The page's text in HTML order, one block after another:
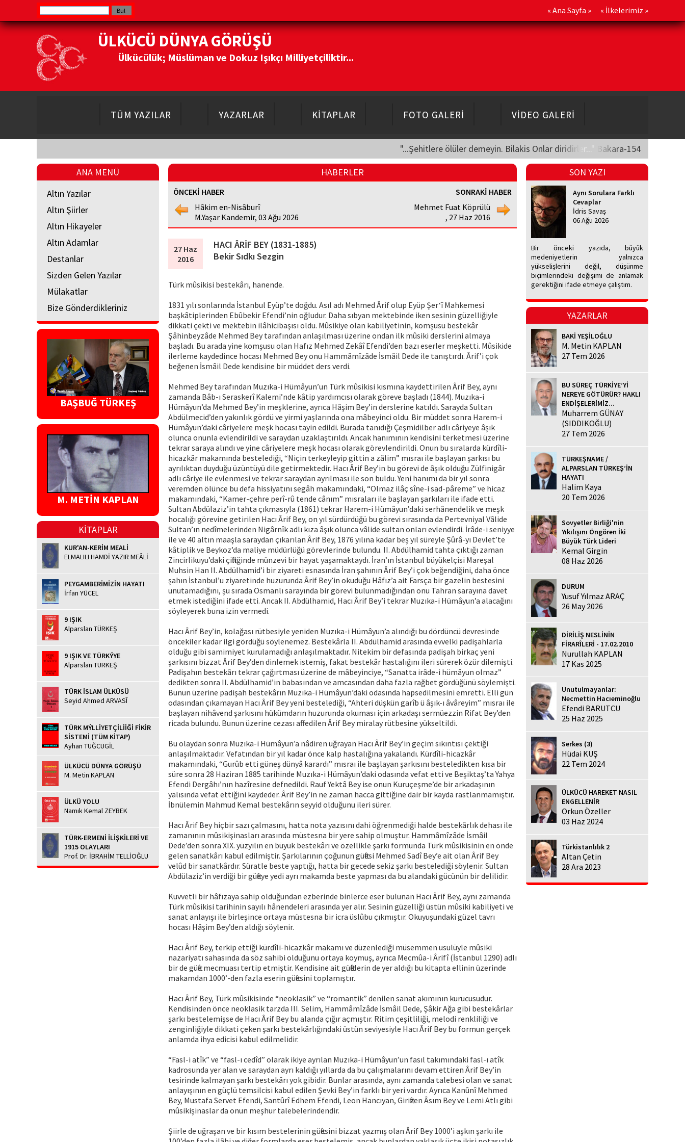
« Ana Sayfa » « İlkelerimiz »
ÜLKÜCÜ DÜNYA GÖRÜŞÜ
Ülkücülük; Müslüman ve Dokuz Işıkçı Milliyetçiliktir...
TÜM YAZILAR YAZARLAR KİTAPLAR FOTO GALERİ VİDEO GALERİ
"...Şehitlere ölüler demeyin. Bilakis Onlar diridirler..." Bakara-154
ANA MENÜ
Altın Yazılar
Altın Şiirler
Altın Hikayeler
Altın Adamlar
Destanlar
Sizden Gelen Yazılar
Mülakatlar
Bize Gönderdikleriniz
BAŞBUĞ TÜRKEŞ
M. METİN KAPLAN
KİTAPLAR
KUR'AN-KERİM MEALİ
ELMALILI HAMDİ YAZIR MEÂLİ
PEYGAMBERİMİZİN HAYATI
İrfan YÜCEL
9 IŞIK
Alparslan TÜRKEŞ
9 IŞIK VE TÜRKÝYE
Alparslan TÜRKEŞ
TÜRK İSLAM ÜLKÜSÜ
Seyid Ahmed ARVASÎ
TÜRK MÝLLİYETÇİLİİĞİ FİKİR
SİSTEMİ (TÜM KİTAP)
Ayhan TUĞCUGİL
ÜLKÜCÜ DÜNYA GÖRÜŞÜ
M. Metin KAPLAN
ÜLKÜ YOLU
Namık Kemal ZEYBEK
TÜRK-ERMENİ İLİŞKİLERİ VE
1915 OLAYLARI
Prof. Dr. İBRAHİM TELLİOĞLU
HABERLER
ÖNCEKİ HABER
Hâkim en-Nisâburî
M.Yaşar Kandemir, 03 Ağu 2026
SONRAKİ HABER
Mehmet Fuat Köprülü
, 27 Haz 2016
27 Haz
2016
HACI ÂRİF BEY (1831-1885)
Bekir Sıdkı Sezgin
Türk mûsikisi bestekârı, hanende.
1831 yılı sonlarında İstanbul Eyüp’te doğdu. Asıl adı Mehmed Ârif olup Eyüp Şer‘î Mahkemesi
başkâtiplerinden Ebûbekir Efendi’nin oğludur. Daha sıbyan mektebinde iken sesinin güzelliğiyle
dikkati çekti ve mektebin ilâhicibaşısı oldu. Mûsikiye olan kabiliyetinin, komşusu bestekâr
Şâhinbeyzâde Mehmed Bey tarafından anlaşılması üzerine ondan ilk mûsiki derslerini almaya
başladı. Bu arada yine komşusu olan Hafız Mehmed Zekâî Efendi’den bazı eserler meşketti. Mûsikide
ilerleme kaydedince hocası Mehmed Bey onu Hammâmîzâde İsmâil Dede ile tanıştırdı. Ârif’i çok
beğenen İsmâil Dede kendisine bir müddet ders verdi.
Mehmed Bey tarafından Muzıka-i Hümâyun’un Türk mûsikisi kısmına kaydettirilen Ârif Bey, aynı
zamanda Bâb-ı Seraskerî Kalemi’nde kâtip yardımcısı olarak göreve başladı (1844). Muzıka-i
Hümâyun’da Mehmed Bey’in meşklerine, ayrıca Hâşim Bey’in derslerine katıldı. Sarayda Sultan
Abdülmecid’den yakınlık gördü ve yirmi yaşlarında ona mâbeyinci oldu. Bir müddet sonra Harem-i
Hümâyun’daki câriyelere meşk hocası tayin edildi. Burada tanıdığı Çeşmidilber adlı câriyeye âşık
olunca onunla evlendirildi ve saraydan uzaklaştırıldı. Ancak hanımının kendisini terketmesi üzerine
tekrar saraya alındı ve yine câriyelere meşk hocası olarak görevlendirildi. Onun bu sıralarda kürdîli-
hicazkâr makamında bestelediği, “Niçin terkeyleyip gittin a zâlim” mısraı ile başlayan şarkısı bu
ayrılıktan duyduğu üzüntüyü dile getirmektedir. Hacı Ârif Bey’in bu görevi de âşık olduğu Zülfinigâr
adlı câriye ile evlenmesi ve tekrar saraydan ayrılması ile son buldu. Yeni hanımı da bir yıl sonra
veremden ölünce bu defa hissiyatını segâh makamındaki, “Olmaz ilâç sîne-i sad-pâreme” ve hicaz
makamındaki, “Kamer-çehre perî-rû tende cânım” mısraları ile başlayan şarkıları ile ifade etti.
Sultan Abdülaziz’in tahta çıkmasıyla (1861) tekrar Harem-i Hümâyun’daki serhânendelik ve meşk
hocalığı görevine getirilen Hacı Ârif Bey, on yıl sürdürdüğü bu görevi sırasında da Pertevniyal Vâlide
Sultan’ın nedîmelerinden Nigârnîk adlı kıza âşık olunca vâlide sultan onları evlendirdi. İrâde-i seniyye
ile ve 40 altın maaşla saraydan çıkarılan Ârif Bey, 1876 yılına kadar beş yıl süreyle Şûrâ-yı Devlet’te
kâtiplik ve Beykoz’da maliye müdürlüğü görevlerinde bulundu. II. Abdülhamid tahta çıktığı zaman
Zincirlikuyu’daki çiftliğinde münzevi bir hayat yaşamaktaydı. İran’ın İstanbul büyükelçisi Mareşal
Muhsin Han II. Abdülhamid’i bir ziyareti esnasında İran şahının Ârif Bey’i çok beğendiğini, daha önce
şahın İstanbul’u ziyaretinde huzurunda Ârif Bey’in okuduğu Hâfız’a ait Farsça bir gazelin bestesini
unutamadığını, şu sırada Osmanlı sarayında bir görevi bulunmadığından onu Tahran sarayına davet
etmek istediğini ifade etti. Ancak II. Abdülhamid, Hacı Ârif Bey’i tekrar Muzıka-i Hümâyun’a alacağını
söyleyerek buna izin vermedi.
Hacı Ârif Bey’in, kolağası rütbesiyle yeniden Muzıka-i Hümâyun’a alındığı bu dördüncü devresinde
öncekiler kadar ilgi gördüğü söylenemez. Bestekârla II. Abdülhamid arasında evvelki padişahlarla
olduğu gibi samimiyet kurulamadığı anlaşılmaktadır. Nitekim bir defasında padişah birkaç yeni
şarkısını bizzat Ârif Bey’den dinlemek istemiş, fakat bestekâr hastalığını ileri sürerek özür dilemişti.
Padişahın bestekârı tekrar çağırtması üzerine de mâbeyinciye, “Sanatta irâde-i hümâyun olmaz”
dedikten sonra II. Abdülhamid’in babasından ve amcasından daha fazla rağbet gördüğünü söylemişti.
Bunun üzerine padişah bestekârın Muzıka-i Hümâyun’daki odasında hapsedilmesini emretti. Elli gün
odasından çıkamayan Hacı Ârif Bey yeni bestelediği, “Ahteri düşkün garîb ü âşık-ı âvâreyim” mısraı ile
başlayan nihâvend şarkısını hükümdarın huzurunda okuması için arkadaşı sermüezzin Rifat Bey’den
ricada bulundu. Bunun üzerine cezası affedilen Ârif Bey miralay rütbesine yükseltildi.
Bu olaydan sonra Muzıka-i Hümâyun’a nâdiren uğrayan Hacı Ârif Bey’in geçim sıkıntısı çektiği
anlaşılmaktadır. Vefatından bir yıl kadar önce kalp hastalığına yakalandı. Kürdîli-hicazkâr
makamındaki, “Gurûb etti güneş dünyâ karardı” mısraı ile başlayan şarkısını besteledikten kısa bir
süre sonra 28 Haziran 1885 tarihinde Muzıka-i Hümâyun’daki odasında vefat etti ve Beşiktaş’ta Yahya
Efendi Dergâhı’nın hazîresine defnedildi. Rauf Yektâ Bey ise onun Kuruçeşme’de bir arkadaşının
yalısında vefat ettiğini kaydeder. Ârif Bey’in ne zaman hacca gittiğine dair bir kayda rastlanmamıştır.
İbnülemin Mahmud Kemal bestekârın seyyid olduğunu ileri sürer.
Hacı Ârif Bey hiçbir sazı çalmasını, hatta nota yazısını dahi öğrenmediği halde bestekârlık dehası ile
zamanının mûsikişinasları arasında müstesna bir yere sahip olmuştur. Hammâmîzâde İsmâil
Dede’den sonra XIX. yüzyılın en büyük bestekârı ve özellikle şarkı formunda Türk mûsikisinin en önde
gelen sanatkârı kabul edilmiştir. Şarkılarının çoğunun güftesi Mehmed Sadî Bey’e ait olan Ârif Bey
velûd bir sanatkârdır. Süratle beste yaptığı, hatta bir gecede sekiz şarkı bestelediği söylenir. Sultan
Abdülaziz’in verdiği bir güfteye yedi ayrı makamda beste yapması da bu alandaki gücünün bir delilidir.
Kuvvetli bir hâfızaya sahip olduğundan ezberinde binlerce eser bulunan Hacı Ârif Bey, aynı zamanda
Türk mûsikisi tarihinin sayılı hânendeleri arasında yer alır. Sesinin güzelliği üstün mûsiki kabiliyeti ve
sanat anlayışı ile birleşince ortaya müstesna bir icra üslûbu çıkmıştır. Okuyuşundaki güzel tavrı
hocası Hâşim Bey’den aldığı söylenir.
Hacı Ârif Bey, terkip ettiği kürdîli-hicazkâr makamı ve düzenlediği müsemmen usulüyle mûsiki
nazariyatı sahasında da söz sahibi olduğunu ortaya koymuş, ayrıca Mecmûa-i Ârifî (İstanbul 1290) adlı
bir de güfte mecmuası tertip etmiştir. Kendisine ait güftelerin de yer aldığı bu kitapta ellinin üzerinde
makamdan 1000’-den fazla eserin güftesini toplamıştır.
Hacı Ârif Bey, Türk mûsikisinde “neoklasik” ve “romantik” denilen sanat akımının kurucusudur.
Kendisinden önce neoklasik tarzda III. Selim, Hammâmîzâde İsmâil Dede, Şâkir Ağa gibi bestekârlar
şarkı bestelemişse de Hacı Ârif Bey bu alanda çığır açmıştır. Ritim çeşitliliği, melodi renkliliği ve
zenginliğiyle dikkati çeken şarkı bestekârlığındaki üstün seviyesiyle Hacı Ârif Bey bu formun gerçek
anlamda ihya edicisi kabul edilmelidir.
“Fasl-i atîk” ve “fasl-ı cedîd” olarak ikiye ayrılan Muzıka-i Hümâyun’un fasıl takımındaki fasl-ı atîk
kadrosunda yer alan ve saraydan ayrı kaldığı yıllarda da bu çalışmalarını devam ettiren Ârif Bey’in
tesirinde kalmayan şarkı bestekârı yok gibidir. Bunlar arasında, aynı zamanda talebesi olan ve sanat
anlayışının en güçlü temsilcisi kabul edilen Şevki Bey’in farklı bir yeri vardır. Ayrıca Kanûnî Mehmed
Bey, Mustafa Servet Efendi, Santûrî Edhem Efendi, Leon Hancıyan, Giriftzen Âsım Bey ve Lemi Atlı gibi
mûsikişinaslar da onun meşhur talebelerindendir.
Şiirle de uğraşan ve bir kısım bestelerinin güftesini bizzat yazmış olan Ârif Bey 1000’i aşkın şarkı ile
SON YAZI
Aynı Sorulara Farklı
Cevaplar
İdris Savaş
06 Ağu 2026
Bir önceki yazıda, büyük
medeniyetlerin yalnızca
yükselişlerini değil, düşünme
biçimlerindeki değişimi de anlamak
gerektiğini ifade etmeye çalıştım.
YAZARLAR
BAKİ YEŞİLOĞLU
M. Metin KAPLAN
27 Tem 2026
BU SÜREÇ TÜRKİYE’Yİ
NEREYE GÖTÜRÜR? HAKLI
ENDİŞELERİMİZ...
Muharrem GÜNAY
(SIDDIKOĞLU)
27 Tem 2026
TÜRKEŞNAME /
ALPARSLAN TÜRKEŞ’İN
HAYATI
Halim Kaya
20 Tem 2026
Sovyetler Birliği'nin
Yıkılışını Öngören İki
Büyük Türk Lideri
Kemal Girgin
08 Haz 2026
DURUM
Yusuf Yılmaz ARAÇ
26 May 2026
DİRİLİŞ NESLİNİN
FİRARÎLERİ - 17.02.2010
Nurullah KAPLAN
17 Kas 2025
Unutulmayanlar:
Necmettin Hacıeminoğlu
Efendi BARUTCU
25 Haz 2025
Serkes (3)
Hüdai KUŞ
22 Tem 2024
ÜLKÜCÜ HAREKET NASIL
ENGELLENİR
Orkun Özeller
03 Haz 2024
Türkistanlılık 2
Altan Çetin
28 Ara 2023